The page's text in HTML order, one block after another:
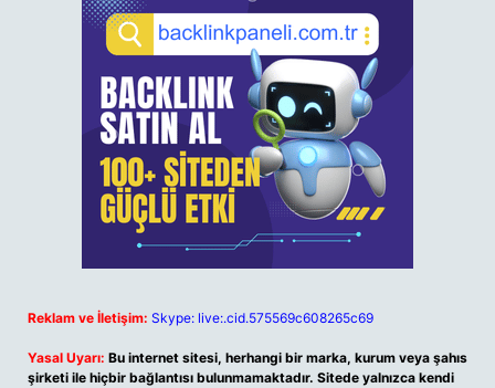
Reklam ve İletişim: Skype: live:.cid.575569c608265c69
Yasal Uyarı: Bu internet sitesi, herhangi bir marka, kurum veya şahıs
şirketi ile hiçbir bağlantısı bulunmamaktadır. Sitede yalnızca kendi